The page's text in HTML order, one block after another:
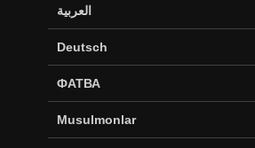
العربية
Deutsch
ФАТВА
Musulmonlar